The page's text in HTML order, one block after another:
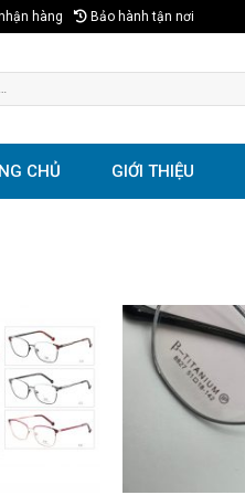
hàng Bảo hành tận nơi
CHỦ GIỚI THIỆU